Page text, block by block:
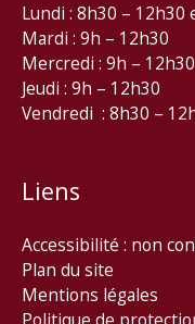
Lundi : 8h30 – 12h30
Mardi : 9h – 12h30
Mercredi : 9h –
Jeudi : 9h – 12h30
Vendredi : 8h30 –
Liens
Accessibilité : non
Plan du site
Mentions légales
Politique de